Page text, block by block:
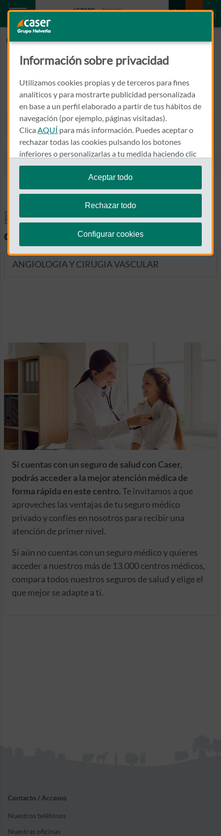
Inicio BERGA FLAURIA, CARMEN
BERGA FLAURIA, CARMEN
43003 - TARRAGONA
977 235 555
Llamar a BERGA FLAURIA,
Ver el mapa en Google Maps
Especialidades y pruebas
diagnósticas
ANGIOLOGIA Y CIRUGIA VASCULAR
Si cuentas con un seguro de salud con Caser,
podrás acceder a la mejor atención médica de
forma rápida en este centro.Te invitamos a que
aproveches las ventajas de tu seguro médico
privado y confíes en nosotros para recibir una
atención de primer nivel.
Si aún no cuentas con un seguro médico y quieres
acceder a nuestros más de 13.000 centros médicos,
compara todos nuestros seguros de salud y elige el
que mejor se adapte a ti.
Contacto / Accesos
Nuestros teléfonos
Nuestras oficinas
Información sobre privacidad
Utilizamos cookies propias y de terceros para fines
analíticos y para mostrarte publicidad personalizada
en base a un perfil elaborado a partir de tus hábitos de
navegación (por ejemplo, páginas visitadas).
Clica AQUÍ para más información. Puedes aceptar o
rechazar todas las cookies pulsando los botones
inferiores o personalizarlas a tu medida haciendo clic
en"configurar cookies".
Te recordamos que puedes modificar tus ajustes de
cookies en cualquier momento en la sección
Aceptar todo
Rechazar todo
Configurar cookies